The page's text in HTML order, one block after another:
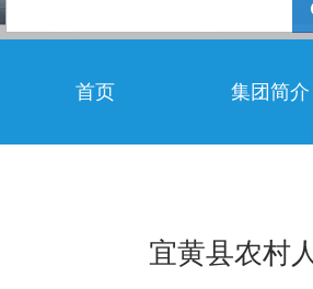
首页 集团简介
宜黄县农村